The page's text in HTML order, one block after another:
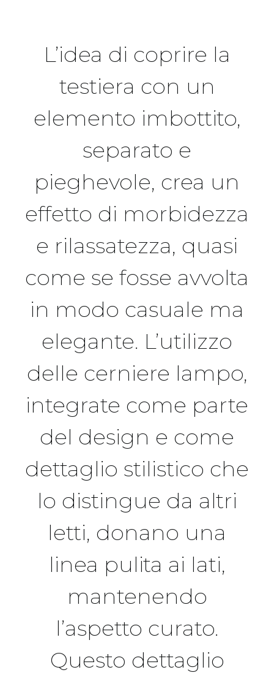
L’idea di coprire la
testiera con un
elemento imbottito,
separato e
pieghevole, crea un
effetto di morbidezza
e rilassatezza, quasi
come se fosse avvolta
in modo casuale ma
elegante. L’utilizzo
delle cerniere lampo,
integrate come parte
del design e come
dettaglio stilistico che
lo distingue da altri
letti, donano una
linea pulita ai lati,
mantenendo
l’aspetto curato.
Questo dettaglio